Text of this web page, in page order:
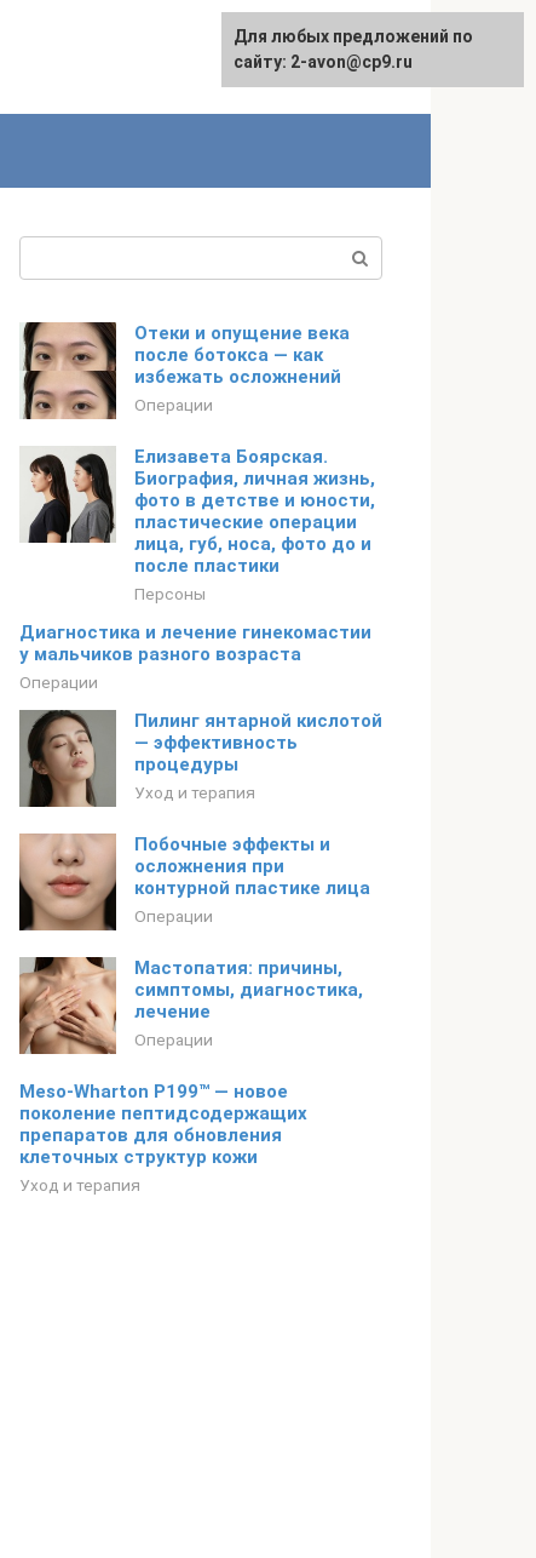
Отеки и опущение века
после ботокса — как
избежать осложнений
Операции
Елизавета Боярская.
Биография, личная жизнь,
фото в детстве и юности,
пластические операции
лица, губ, носа, фото до и
после пластики
Персоны
Диагностика и лечение гинекомастии
у мальчиков разного возраста
Операции
Пилинг янтарной кислотой
— эффективность
процедуры
Уход и терапия
Побочные эффекты и
осложнения при
контурной пластике лица
Операции
Мастопатия: причины,
симптомы, диагностика,
лечение
Операции
Meso-Wharton P199™ — новое
поколение пептидсодержащих
препаратов для обновления
клеточных структур кожи
Уход и терапия
Для любых предложений по
сайту: 2-avon@cp9.ru